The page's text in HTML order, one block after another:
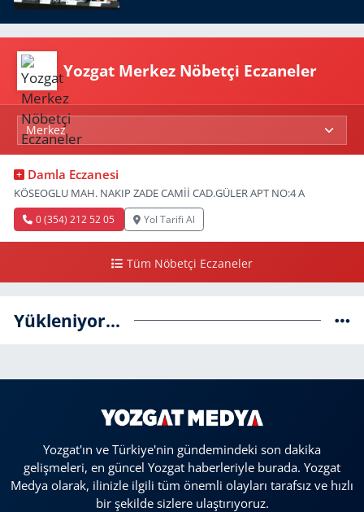
Yozgat Merkez Nöbetçi Eczaneler
Damla Eczanesi
KÖSEOGLU MAH. NAKIP ZADE CAMİİ CAD.GÜLER APT NO:4 A
0 (354) 212 52 05 Yol Tarifi Al
Tüm Nöbetçi Eczaneler
Yükleniyor...
Yozgat'ın ve Türkiye'nin gündemindeki son dakika
gelişmeleri, en güncel Yozgat haberleriyle burada. Yozgat
Medya olarak, ilinizle ilgili tüm önemli olayları tarafsız ve hızlı
bir şekilde sizlere ulaştırıyoruz.